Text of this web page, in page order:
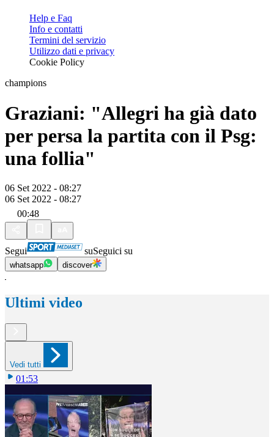
Help e Faq
Info e contatti
Termini del servizio
Utilizzo dati e privacy
Cookie Policy
champions
Graziani: "Allegri ha già dato
per persa la partita con il Psg:
una follia"
06 Set 2022 - 08:27
06 Set 2022 - 08:27
00:48
Segui suSeguici su
whatsapp discover
Ultimi video
Vedi tutti
01:53